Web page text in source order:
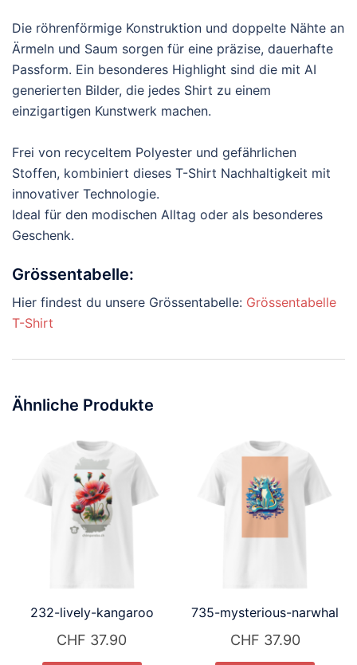
Die röhrenförmige Konstruktion und doppelte Nähte an
Ärmeln und Saum sorgen für eine präzise, dauerhafte
Passform. Ein besonderes Highlight sind die mit AI
generierten Bilder, die jedes Shirt zu einem
einzigartigen Kunstwerk machen.
Frei von recyceltem Polyester und gefährlichen
Stoffen, kombiniert dieses T-Shirt Nachhaltigkeit mit
innovativer Technologie.
Ideal für den modischen Alltag oder als besonderes
Geschenk.
Grössentabelle:
Hier findest du unsere Grössentabelle: Grössentabelle
T-Shirt
Ähnliche Produkte
232-lively-kangaroo
CHF 37.90
735-mysterious-narwhal
CHF 37.90